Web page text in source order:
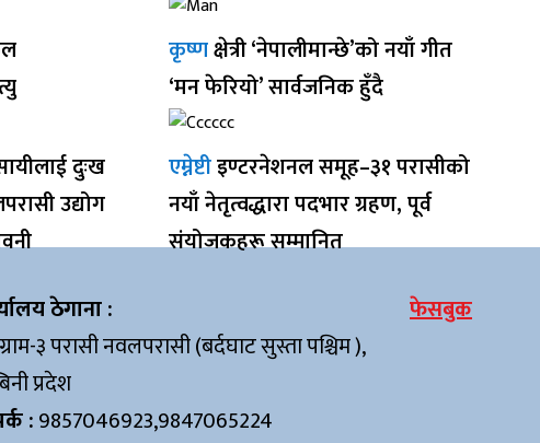
कृष्णक्षेत्री ‘नेपालीमान्छे’को नयाँ गीत
‘मन फेरियो’ सार्वजनिक हुँदै
दुःख
उद्योग
एम्नेष्टीइण्टरनेशनल समूह–३१ परासीको
नयाँ नेतृत्वद्धारा पदभार ग्रहण, पूर्व
संयोजकहरू सम्मानित
ठेगाना :
३ परासी नवलपरासी (बर्दघाट सुस्ता पश्चिम ),
प्रदेश
:9857046923,9847065224
फेसबुक